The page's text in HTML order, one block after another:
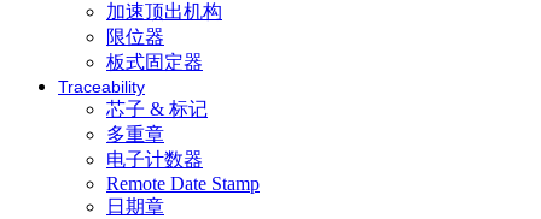
加速顶出机构
限位器
板式固定器
Traceability
芯子 & 标记
多重章
电子计数器
Remote Date Stamp
日期章